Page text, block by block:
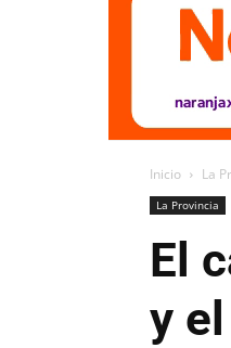
Inicio La
La Provincia
El
y